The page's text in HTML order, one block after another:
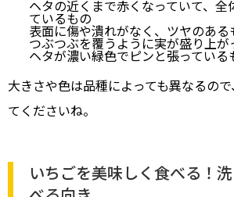
ヘタの近くまで赤くなっていて、全
ているもの
表面に傷や潰れがなく、ツヤのある
つぶつぶを覆うように実が盛り上が
ヘタが濃い緑色でピンと張っている
大きさや色は品種によっても異なるの
てくださいね。
いちごを美味しく食べる！